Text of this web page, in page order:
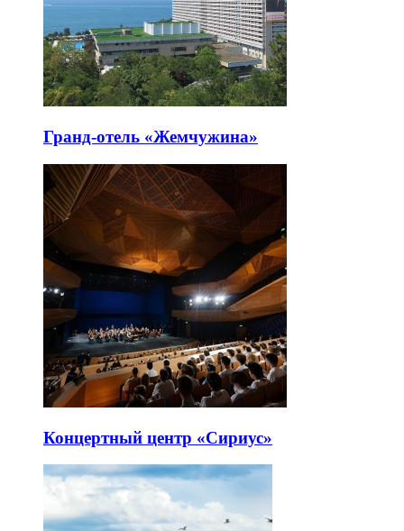
Гранд-отель «Жемчужина»
Концертный центр «Сириус»